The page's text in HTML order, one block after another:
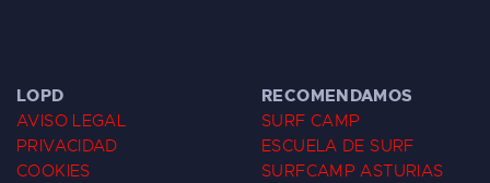
LOPD
AVISO LEGAL
PRIVACIDAD
COOKIES
RECOMENDAMOS
SURF CAMP
ESCUELA DE SURF
SURFCAMP ASTURIAS